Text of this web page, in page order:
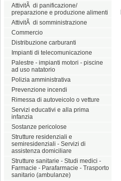
AttivitÃ di panificazione/
preparazione e produzione alimenti
AttivitÃ di somministrazione
Commercio
Distribuzione carburanti
Impianti di telecomunicazione
Palestre - impianti motori - piscine
ad uso natatorio
Polizia amministrativa
Prevenzione incendi
Rimessa di autoveicolo o vetture
Servizi educativi e alla prima
infanzia
Sostanze pericolose
Strutture residenziali e
semiresidenziali - Servizi di
assistenza domiciliare
Strutture sanitarie - Studi medici -
Farmacie - Parafarmacie - Trasporto
sanitario (ambulanze)